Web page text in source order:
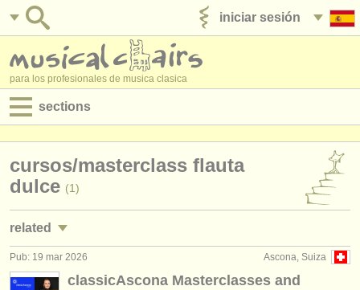
iniciar sesión
para los profesionales de musica clasica
sections
empleos - interpretación
empleos - administración
degree courses
cursos/masterclass flauta
dulce (1)
related
degree courses: flauta dulce Ascona, Suiza
Pub: 19 mar 2026
classicAscona Masterclasses and